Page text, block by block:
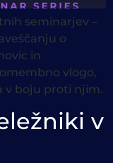
seminarjev –
o
in
vlogo,
v boju proti njim.
v